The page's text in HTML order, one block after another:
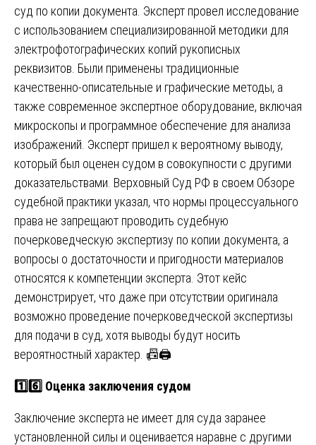
суд по копии документа. Эксперт провел исследование
с использованием специализированной методики для
электрофотографических копий рукописных
реквизитов. Были применены традиционные
качественно-описательные и графические методы, а
также современное экспертное оборудование, включая
микроскопы и программное обеспечение для анализа
изображений. Эксперт пришел к вероятному выводу,
который был оценен судом в совокупности с другими
доказательствами. Верховный Суд РФ в своем Обзоре
судебной практики указал, что нормы процессуального
права не запрещают проводить судебную
почерковедческую экспертизу по копии документа, а
вопросы о достаточности и пригодности материалов
относятся к компетенции эксперта. Этот кейс
демонстрирует, что даже при отсутствии оригинала
возможно проведение почерковедческой экспертизы
для подачи в суд, хотя выводы будут носить
вероятностный характер. 📠🖨️
1️⃣6️⃣ Оценка заключения судом
Заключение эксперта не имеет для суда заранее
установленной силы и оценивается наравне с другими